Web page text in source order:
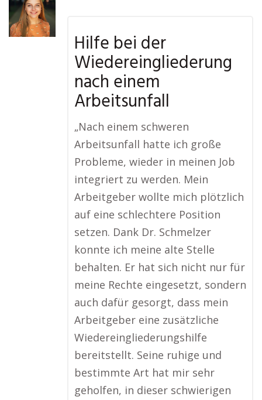
Hilfe bei der
Wiedereingliederung
nach einem
Arbeitsunfall
„Nach einem schweren
Arbeitsunfall hatte ich große
Probleme, wieder in meinen Job
integriert zu werden. Mein
Arbeitgeber wollte mich plötzlich
auf eine schlechtere Position
setzen. Dank Dr. Schmelzer
konnte ich meine alte Stelle
behalten. Er hat sich nicht nur für
meine Rechte eingesetzt, sondern
auch dafür gesorgt, dass mein
Arbeitgeber eine zusätzliche
Wiedereingliederungshilfe
bereitstellt. Seine ruhige und
bestimmte Art hat mir sehr
geholfen, in dieser schwierigen